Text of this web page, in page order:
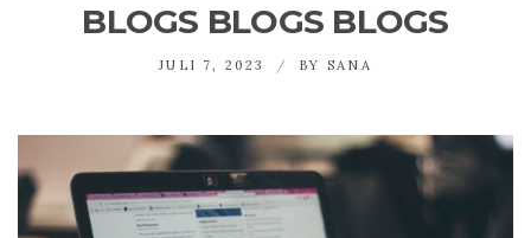
BLOGS BLOGS BLOGS
JULI 7, 2023 BY SANA